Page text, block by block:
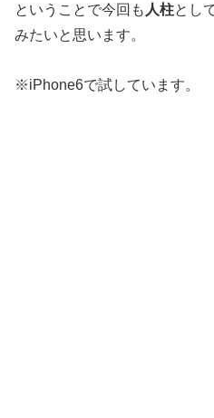
ということで今回も 人柱とし
みたいと思います。
※iPhone6で試しています。